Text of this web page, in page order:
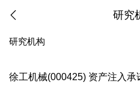
研究
研究机构
徐工机械(000425) 资产注入